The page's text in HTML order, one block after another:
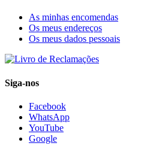
As minhas encomendas
Os meus endereços
Os meus dados pessoais
Siga-nos
Facebook
WhatsApp
YouTube
Google